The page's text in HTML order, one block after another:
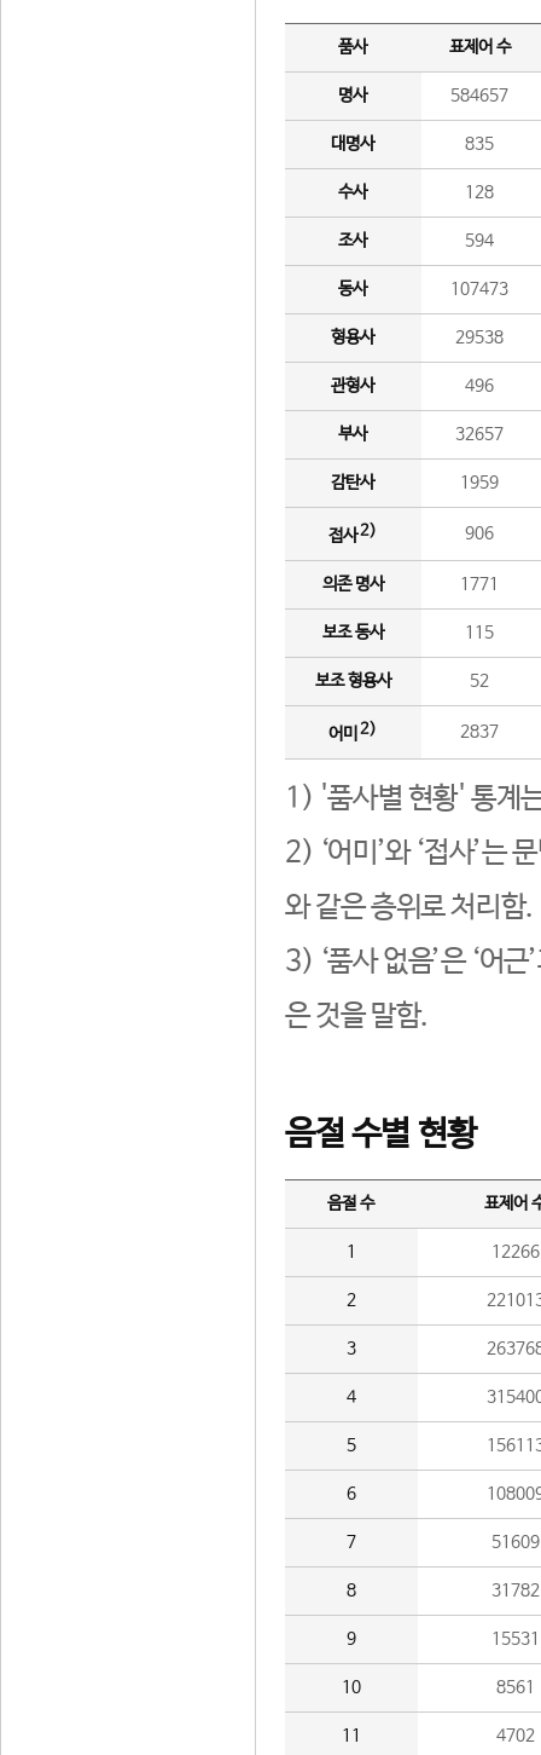
품사 표제어 수
명사 584657
대명사 835
수사 128
조사 594
동사 107473
형용사 29538
관형사 496
부사 32657
감탄사 1959
접사2) 906
의존 명사 1771
보조 동사 115
보조 형용사 52
어미 2) 2837
1) '품사별 현황' 통계
2) ‘어미’와 ‘접사’는
와 같은 층위로 처리함.
3) ‘품사 없음’은 ‘어
은 것을 말함.
음절 수별 현황
음절 수 표제어
1 12266
2
3
4
5
6
7 51609
8 31782
9 15531
10 8561
11 4702